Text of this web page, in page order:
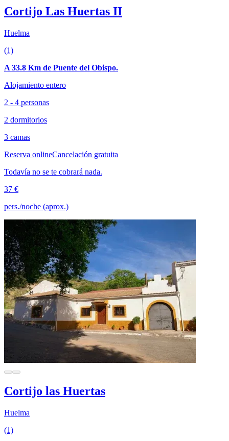
Cortijo Las Huertas II
Huelma
(1)
A 33.8 Km de Puente del Obispo.
Alojamiento entero
2 - 4 personas
2 dormitorios
3 camas
Reserva onlineCancelación gratuita
Todavía no se te cobrará nada.
37 €
pers./noche (aprox.)
Cortijo las Huertas
Huelma
(1)